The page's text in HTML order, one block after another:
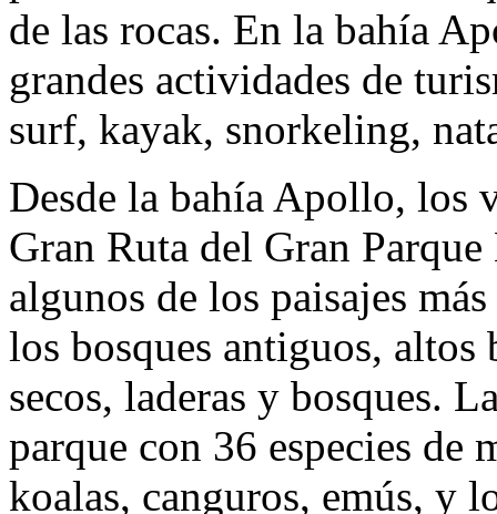
de las rocas. En la bahía
grandes actividades de
surf, kayak, snorkeling,
Desde la bahía Apollo, los
Gran Ruta del Gran
algunos de los paisajes
los bosques antiguos, altos
secos, laderas y bosques.
parque con 36 especies
koalas, canguros, emús, y